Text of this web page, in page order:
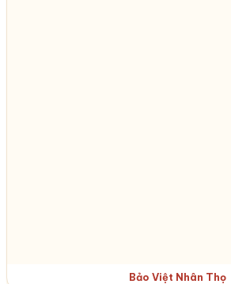
Bảo Việt Nhân Thọ